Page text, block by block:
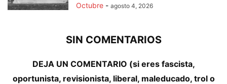
Octubre - agosto 4, 2026
SIN COMENTARIOS
DEJA UN COMENTARIO (si eres fascista,
oportunista, revisionista, liberal, maleducado, trol o